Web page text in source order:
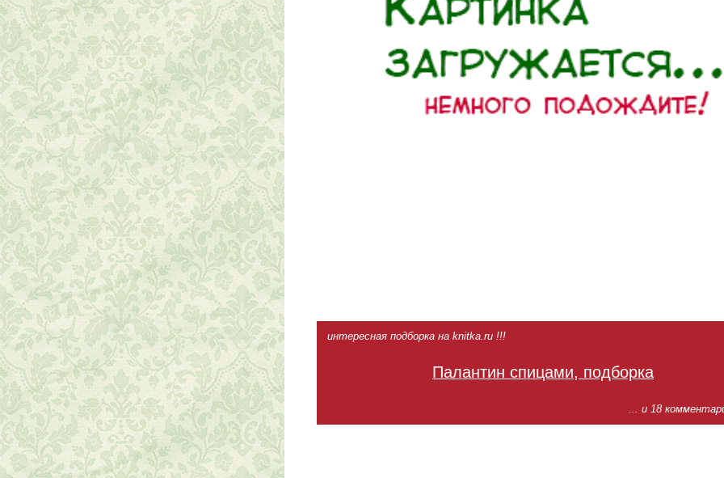
интересная подборка на knitka.ru !!!
Палантин спицами, подборка
... и 18